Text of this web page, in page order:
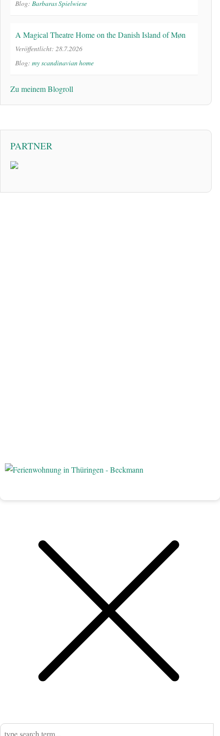
Blog: Barbaras Spielwiese
A Magical Theatre Home on the Danish Island of Møn
Veröffentlicht: 28.7.2026
Blog: my scandinavian home
Zu meinem Blogroll
PARTNER